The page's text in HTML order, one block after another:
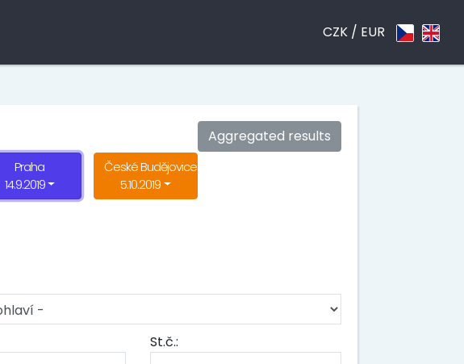
CZK / EUR
Aggregated results
Praha
14.9.2019
České Budějovice
5.10.2019
St.č.: